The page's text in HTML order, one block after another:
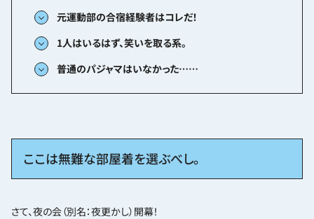
元運動部の合宿経験者はコレだ！
1人はいるはず、笑いを取る系。
普通のパジャマはいなかった……
ここは無難な部屋着を選ぶべし。
さて、夜の会（別名：夜更かし）開幕！